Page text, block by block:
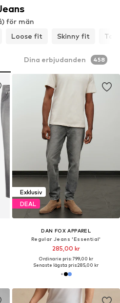
för män
Loose fit Skinny fit
Dina erbjudanden 458
Exklusiv
DEAL
DAN FOX APPAREL
Regular Jeans 'Essential'
285,00 kr
Ordinarie pris: 799,00 kr
Senaste lägsta pris:285,00 kr